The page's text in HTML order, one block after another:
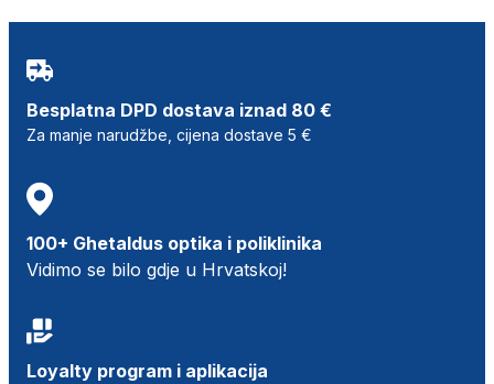
Besplatna DPD dostava iznad 80 €
Za manje narudžbe, cijena dostave 5 €
100+ Ghetaldus optika i poliklinika
Vidimo se bilo gdje u Hrvatskoj!
Loyalty program i aplikacija